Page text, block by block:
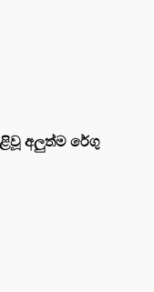
අලුත්ම රේගු